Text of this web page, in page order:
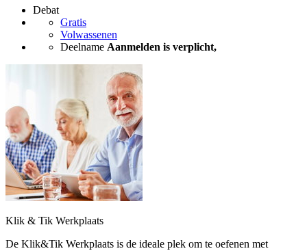
Debat
Gratis
Volwassenen
Deelname Aanmelden is verplicht,
Klik & Tik Werkplaats
De Klik&Tik Werkplaats is de ideale plek om te oefenen met